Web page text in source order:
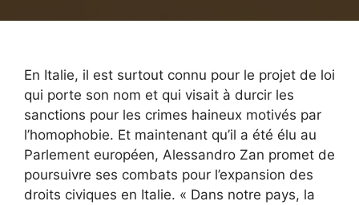
En Italie, il est surtout connu pour le projet de loi
qui porte son nom et qui visait à durcir les
sanctions pour les crimes haineux motivés par
l’homophobie. Et maintenant qu’il a été élu au
Parlement européen, Alessandro Zan promet de
poursuivre ses combats pour l’expansion des
droits civiques en Italie. « Dans notre pays, la